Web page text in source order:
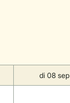
di 08 sep